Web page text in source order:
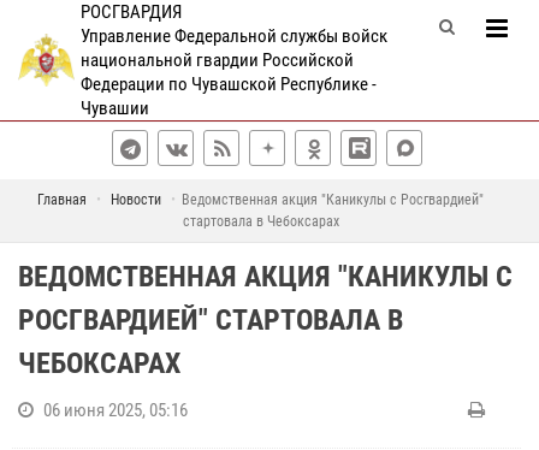
РОСГВАРДИЯ
Управление Федеральной службы войск
национальной гвардии Российской
Федерации по Чувашской Республике -
Чувашии
Главная Новости
Ведомственная акция "Каникулы с Росгвардией"
стартовала в Чебоксарах
ВЕДОМСТВЕННАЯ АКЦИЯ "КАНИКУЛЫ С
РОСГВАРДИЕЙ" СТАРТОВАЛА В
ЧЕБОКСАРАХ
06 июня 2025, 05:16